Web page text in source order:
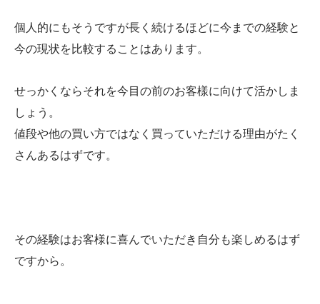
個人的にもそうですが長く続けるほどに今までの経験と
今の現状を比較することはあります。
せっかくならそれを今目の前のお客樣に向けて活かしま
しょう。
値段や他の買い方ではなく買っていただける理由がたく
さんあるはずです。
その経験はお客様に喜んでいただき自分も楽しめるはず
ですから。